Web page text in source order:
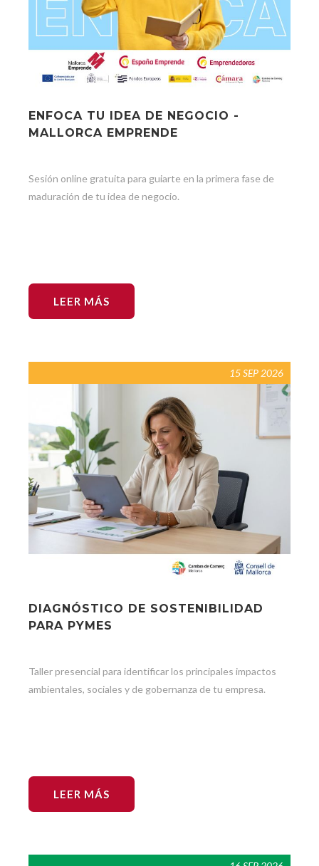
ENFOCA TU IDEA DE NEGOCIO -
MALLORCA EMPRENDE
Sesión online gratuita para guiarte en la primera fase de
maduración de tu idea de negocio.
LEER MÁS
15 SEP 2026
DIAGNÓSTICO DE SOSTENIBILIDAD
PARA PYMES
Taller presencial para identificar los principales impactos
ambientales, sociales y de gobernanza de tu empresa.
LEER MÁS